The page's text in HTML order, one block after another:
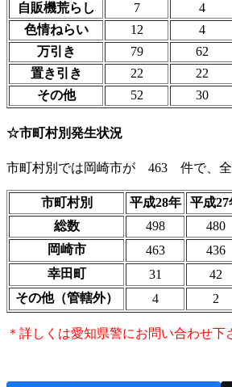
自販機荒らし
7 4
色情ねらい
12 4
万引き
79 62
置き引き
22 22
その他
52 30
☆市町村別発生状況
市町村別では岡崎市が 463 件で、
市町村別 平成28年 平成27
総数
498 480
岡崎市
463 436
幸田町
31 42
その他（管轄外）
4 2
＊詳しくは愛知県警にお問い合わせ